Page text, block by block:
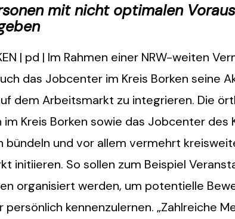
mit nicht optimalen
| pd | Im Rahmen einer NRW-weiten
das Jobcenter im Kreis Borken seine
dem Arbeitsmarkt zu integrieren. Die
im Kreis Borken sowie das Jobcenter des
bündeln und vor allem vermehrt
initiieren. So sollen zum Beispiel
organisiert werden, um potentielle
persönlich kennenzulernen. „Zahlreiche